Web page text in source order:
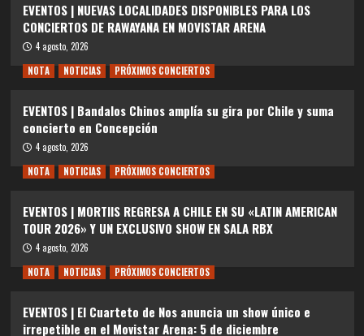
EVENTOS | NUEVAS LOCALIDADES DISPONIBLES PARA LOS
CONCIERTOS DE RAWAYANA EN MOVISTAR ARENA
4 agosto, 2026
NOTA
NOTICIAS PRÓXIMOS CONCIERTOS
EVENTOS | Bandalos Chinos amplía su gira por Chile y suma
concierto en Concepción
4 agosto, 2026
NOTA
NOTICIAS PRÓXIMOS CONCIERTOS
EVENTOS | MORTIIS REGRESA A CHILE EN SU «LATIN AMERICAN
TOUR 2026» Y UN EXCLUSIVO SHOW EN SALA RBX
4 agosto, 2026
NOTA
NOTICIAS PRÓXIMOS CONCIERTOS
EVENTOS | El Cuarteto de Nos anuncia un show único e
irrepetible en el Movistar Arena: 5 de diciembre